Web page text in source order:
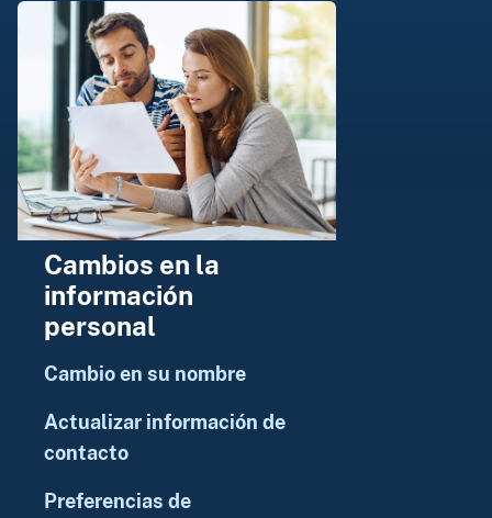
Cambios en la
información
personal
Cambio en su nombre
Actualizar información de
contacto
Preferencias de